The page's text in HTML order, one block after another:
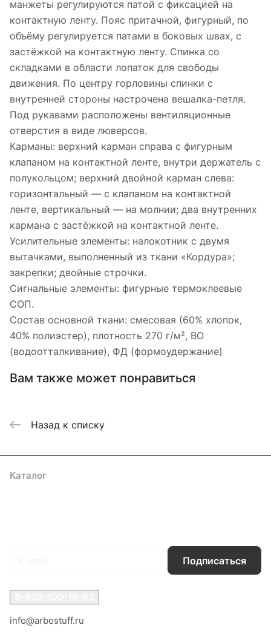
манжеты регулируются патой с фиксацией на
контактную ленту. Пояс притачной, фигурный, по
объёму регулируется патами в боковых швах, с
застёжкой на контактную ленту. Спинка со
складками в области лопаток для свободы
движения. По центру горловины спинки с
внутренней стороны настрочена вешалка-петля.
Под рукавами расположены вентиляционные
отверстия в виде люверсов.
Карманы: верхний карман справа с фигурным
клапаном на контактной ленте, внутри держатель с
полукольцом; верхний двойной карман слева:
горизонтальный — с клапаном на контактной
ленте, вертикальный — на молнии; два внутренних
кармана с застёжкой на контактной ленте.
Усилительные элементы: налокотник с двумя
вытачками, выполненный из ткани «Кордура»;
закрепки; двойные строчки.
Сигнальные элементы: фигурные термоклеевые
СОП.
Состав основной ткани: смесовая (60% хлопок,
40% полиэстер), плотность 270 г/м², ВО
(водоотталкивание), ФД (формоудержание)
Вам также может понравиться
Назад к списку
Каталог
Подписаться
info@arbostuff.ru